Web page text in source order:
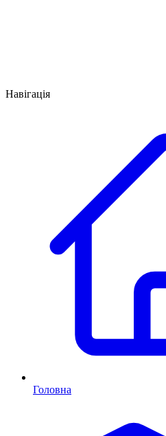
Навігація
Головна